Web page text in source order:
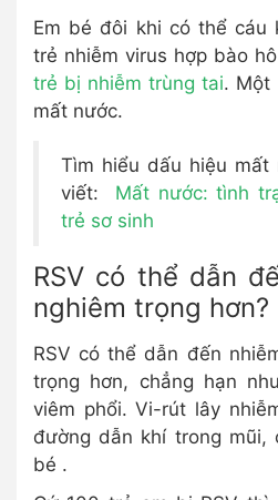
Em bé đôi khi có thể cáu
trẻ nhiễm virus hợp bào
trẻ bị nhiễm trùng tai. Một
mất nước.
Tìm hiểu dấu hiệu
viết: Mất nước: tình
trẻ sơ sinh
RSV có thể dẫn
nghiêm trọng hơn?
RSV có thể dẫn đến
trọng hơn, chẳng hạn
viêm phổi. Vi-rút lây
đường dẫn khí trong mũi,
bé .